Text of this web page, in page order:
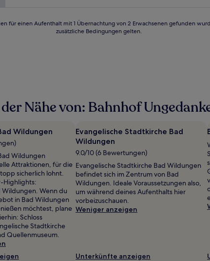
für einen Aufenthalt mit 1 Übernachtung von 2 Erwachsenen gefunden
zusätzliche Bedingungen gelten.
Nähe von: Bahnhof
Wildungen
Wildungen
Attraktionen, für die
sicherlich lohnt.
Highlights:
Wenn du
in Bad Wildungen
möchtest, plane
Schloss
Stadtkirche
Quellenmuseum.
Evangelische Stadtkirche Bad
Wildungen
9.0/10 (6 Bewertungen)
Evangelische Stadtkirche Bad Wildungen
befindet sich im Zentrum von Bad
Wildungen. Ideale Voraussetzungen also,
um während deines Aufenthalts hier
vorbeizuschauen.
Weniger anzeigen
Unterkünfte anzeigen